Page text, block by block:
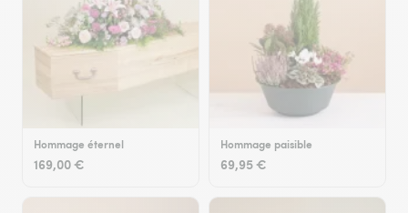
Hommage éternel
169,00 €
Hommage paisible
69,95 €